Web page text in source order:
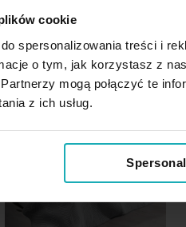
cookie
spersonalizowania treści i
o tym, jak korzystasz z
mogą połączyć te
z ich usług.